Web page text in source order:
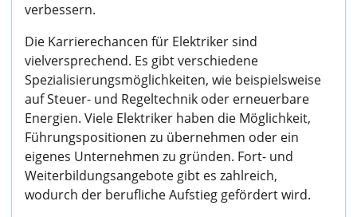
verbessern.
Die Karrierechancen für Elektriker sind
vielversprechend. Es gibt verschiedene
Spezialisierungsmöglichkeiten, wie beispielsweise
auf Steuer- und Regeltechnik oder erneuerbare
Energien. Viele Elektriker haben die Möglichkeit,
Führungspositionen zu übernehmen oder ein
eigenes Unternehmen zu gründen. Fort- und
Weiterbildungsangebote gibt es zahlreich,
wodurch der berufliche Aufstieg gefördert wird.